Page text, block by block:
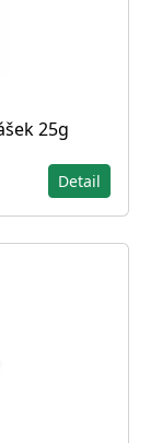
25g
Detail